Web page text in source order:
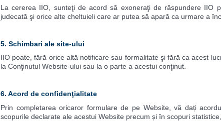
La cererea IIO, sunteţi de acord să exoneraţi de răspundere IIO
judecată şi orice alte cheltuieli care ar putea să apară ca urmare a
5. Schimbari ale site-ului
IIO poate, fără orice altă notificare sau formalitate şi fără ca acest
la Conţinutul Website-ului sau la o parte a acestui conţinut.
6. Acord de confidenţialitate
Prin completarea oricaror formulare de pe Website, vă dați
scopurile declarate ale acestui Website precum și în scopuri